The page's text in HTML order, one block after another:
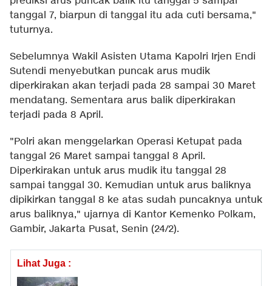
tanggal 7, biarpun di tanggal itu ada cuti bersama,"
tuturnya.
Sebelumnya Wakil Asisten Utama Kapolri Irjen Endi
Sutendi menyebutkan puncak arus mudik
diperkirakan akan terjadi pada 28 sampai 30 Maret
mendatang. Sementara arus balik diperkirakan
terjadi pada 8 April.
"Polri akan menggelarkan Operasi Ketupat pada
tanggal 26 Maret sampai tanggal 8 April.
Diperkirakan untuk arus mudik itu tanggal 28
sampai tanggal 30. Kemudian untuk arus baliknya
dipikirkan tanggal 8 ke atas sudah puncaknya untuk
arus baliknya," ujarnya di Kantor Kemenko Polkam,
Gambir, Jakarta Pusat, Senin (24/2).
Lihat Juga :